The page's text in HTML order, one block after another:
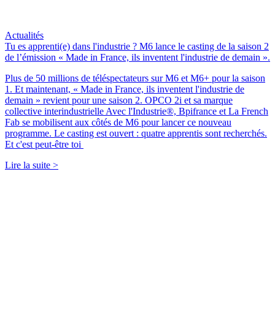
Actualités
Tu es apprenti(e) dans l'industrie ? M6 lance le casting de la saison 2
de l’émission « Made in France, ils inventent l'industrie de demain ».
Plus de 50 millions de téléspectateurs sur M6 et M6+ pour la saison
1. Et maintenant, « Made in France, ils inventent l'industrie de
demain » revient pour une saison 2. OPCO 2i et sa marque
collective interindustrielle Avec l'Industrie®, Bpifrance et La French
Fab se mobilisent aux côtés de M6 pour lancer ce nouveau
programme. Le casting est ouvert : quatre apprentis sont recherchés.
Et c'est peut-être toi
Lire la suite >